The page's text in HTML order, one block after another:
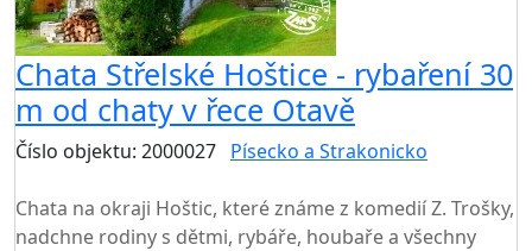
Chata Střelské Hoštice - rybaření 30
m od chaty v řece Otavě
Číslo objektu: 2000027 Písecko a Strakonicko
Chata na okraji Hoštic, které známe z komedií Z. Trošky,
nadchne rodiny s dětmi, rybáře, houbaře a všechny